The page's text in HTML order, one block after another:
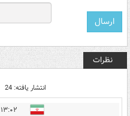
نظرات
انتشار یافته: 24
۱۳:۰۲ - ۱۴۰۲/۱۲/۰۷